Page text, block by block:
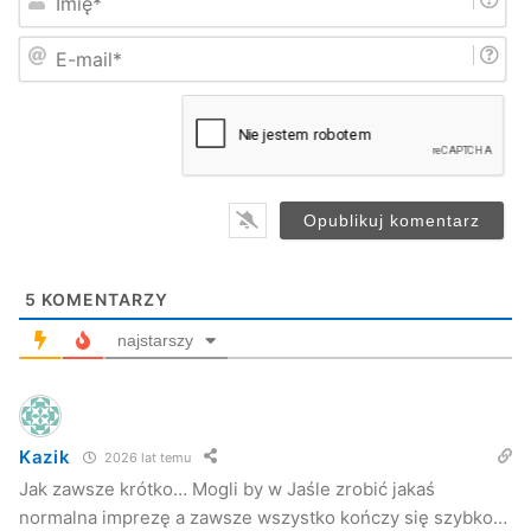
prezentacje studia tańca oraz występ zespołu Ciryam.
Maleńczuk i Czerwone Gitary gwiazdami tegorocznych Dni Jasła
Gwiazdą sobotniej części imprezy był Maciej Maleńczuk
wraz z zespołem Psychodancing, który przyciągnął na
i
m
5 KOMENTARZY
najstarszy
Kazik 2026 lat temu
Jak zawsze krótko… Mogli by w Jaśle zrobić jakaś
normalna imprezę a zawsze wszystko kończy się szybko…